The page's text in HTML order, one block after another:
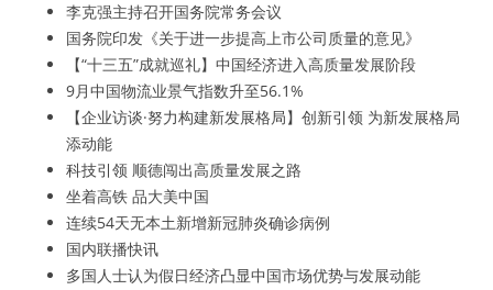
李克强主持召开国务院常务会议
国务院印发《关于进一步提高上市公司质量的意见》
【“十三五”成就巡礼】中国经济进入高质量发展阶段
9月中国物流业景气指数升至56.1%
【企业访谈·努力构建新发展格局】创新引领 为新发展格局
添动能
科技引领 顺德闯出高质量发展之路
坐着高铁 品大美中国
连续54天无本土新增新冠肺炎确诊病例
国内联播快讯
多国人士认为假日经济凸显中国市场优势与发展动能